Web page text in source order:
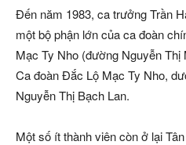
Đến năm 1983, ca trưởng Trần
một bộ phận lớn của ca đoàn
Mạc Ty Nho (đường Nguyễn Thị
Ca đoàn Đắc Lộ Mạc Ty Nho,
Nguyễn Thị Bạch Lan.
Một số ít thành viên còn ở lại